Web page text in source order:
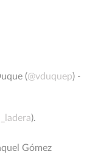
(@vduquep) -
).
Gómez